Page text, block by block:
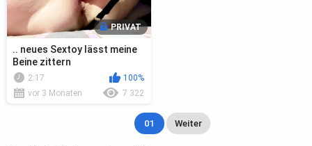
PRIVAT
.. neues Sextoy lässt meine
Beine zittern
2:17
100%
vor 3 Monaten
7 322
01 Weiter